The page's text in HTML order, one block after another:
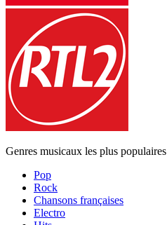
Genres musicaux les plus populaires
Pop
Rock
Chansons françaises
Electro